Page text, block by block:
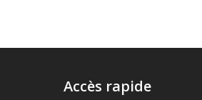
Accès rapide